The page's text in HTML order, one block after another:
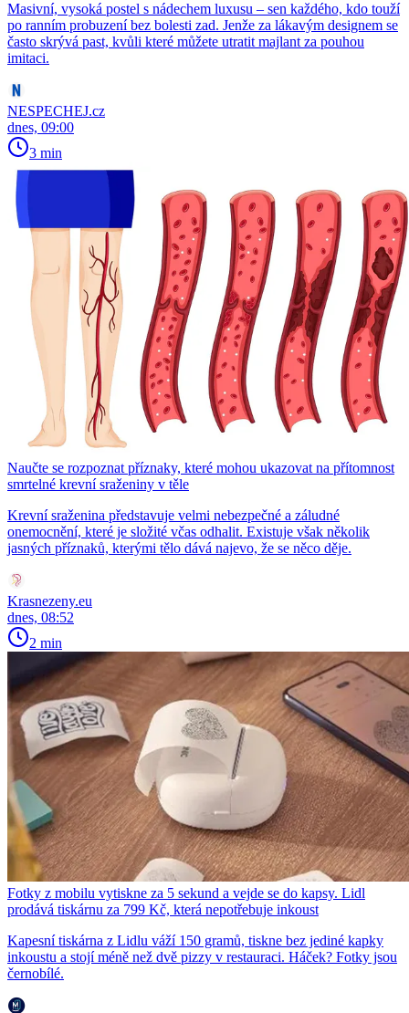
Masivní, vysoká postel s nádechem luxusu – sen každého, kdo touží
po ranním probuzení bez bolesti zad. Jenže za lákavým designem se
často skrývá past, kvůli které můžete utratit majlant za pouhou
imitaci.
NESPECHEJ.cz
dnes, 09:00
3 min
Naučte se rozpoznat příznaky, které mohou ukazovat na přítomnost
smrtelné krevní sraženiny v těle
Krevní sraženina představuje velmi nebezpečné a záludné
onemocnění, které je složité včas odhalit. Existuje však několik
jasných příznaků, kterými tělo dává najevo, že se něco děje.
Krasnezeny.eu
dnes, 08:52
2 min
Fotky z mobilu vytiskne za 5 sekund a vejde se do kapsy. Lidl
prodává tiskárnu za 799 Kč, která nepotřebuje inkoust
Kapesní tiskárna z Lidlu váží 150 gramů, tiskne bez jediné kapky
inkoustu a stojí méně než dvě pizzy v restauraci. Háček? Fotky jsou
černobílé.